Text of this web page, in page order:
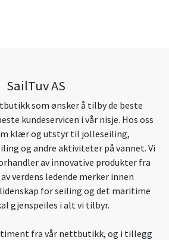
SailTuv AS
som ønsker å tilby de beste
kundeservicen i vår nisje. Hos oss
klær og utstyr til jolleseiling,
og andre aktiviteter på vannet. Vi
av innovative produkter fra
verdens ledende merker innen
for seiling og det maritime
gjenspeiles i alt vi tilbyr.
fra vår nettbutikk, og i tillegg